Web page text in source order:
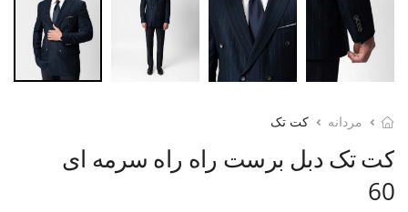
مردانه کت تک
کت تک دبل برست راه راه سرمه ای
60